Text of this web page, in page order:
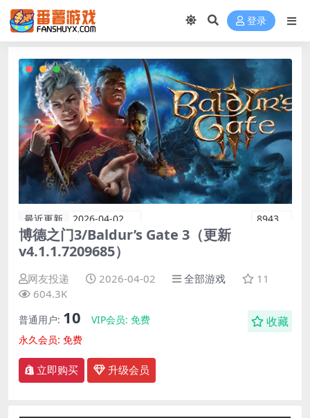
登录
最近更新 2026-04-02 8943
博德之门3/Baldur’s Gate 3（更新
v4.1.1.7209685）
网友投递 2026-04-02 全部游戏
11
604.3K
普通用户: 10 VIP会员: 免费
永久会员: 免费
收藏
立即购买 升级会员